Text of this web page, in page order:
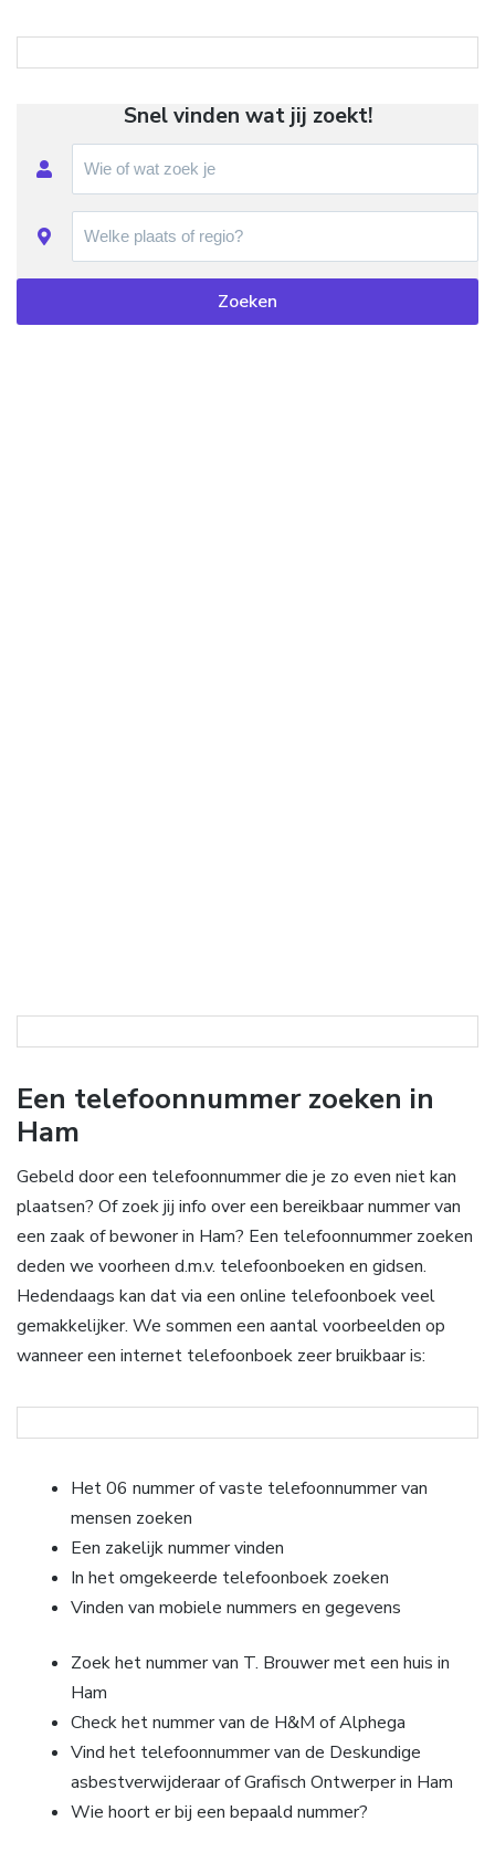
Snel vinden wat jij zoekt!
Een telefoonnummer zoeken in
Ham
Gebeld door een telefoonnummer die je zo even niet kan
plaatsen? Of zoek jij info over een bereikbaar nummer van
een zaak of bewoner in Ham? Een telefoonnummer zoeken
deden we voorheen d.m.v. telefoonboeken en gidsen.
Hedendaags kan dat via een online telefoonboek veel
gemakkelijker. We sommen een aantal voorbeelden op
wanneer een internet telefoonboek zeer bruikbaar is:
Het 06 nummer of vaste telefoonnummer van
mensen zoeken
Een zakelijk nummer vinden
In het omgekeerde telefoonboek zoeken
Vinden van mobiele nummers en gegevens
Zoek het nummer van T. Brouwer met een huis in
Ham
Check het nummer van de H&M of Alphega
Vind het telefoonnummer van de Deskundige
asbestverwijderaar of Grafisch Ontwerper in Ham
Wie hoort er bij een bepaald nummer?